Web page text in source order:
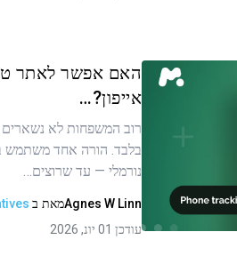
האם אפשר לאתר
אייפון?…
רוב המשפחות לא נשארים
בלבד. הורה אחד משתמש
נורמלי — עד שרוצים…
Agnes W Linnמאת ב
עודכן 01 יונ, 2026